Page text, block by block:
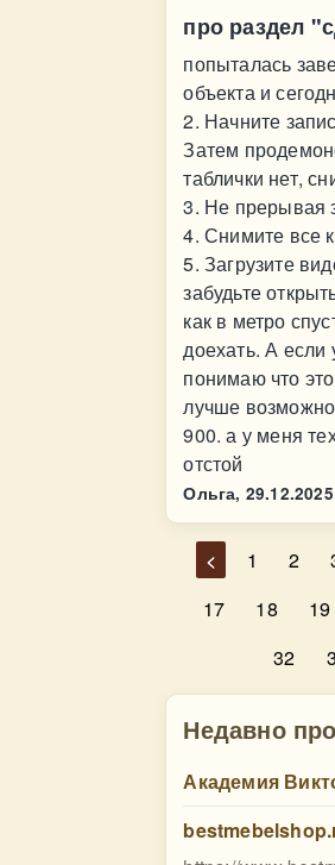
про раздел
попыталась
объекта и
2. Начните
Затем
таблички нет,
3. Не прерывая
4. Снимите все
5. Загрузите
забудьте
как в метро
доехать. А если
понимаю что
лучше
900. а у меня
отстой
Ольга, 29.12.2025
< 1 2
17
18 19
32
Недавно
Академия